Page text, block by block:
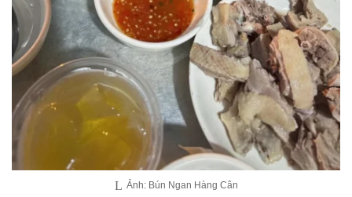
Ảnh: Bún Ngan Hàng Cân